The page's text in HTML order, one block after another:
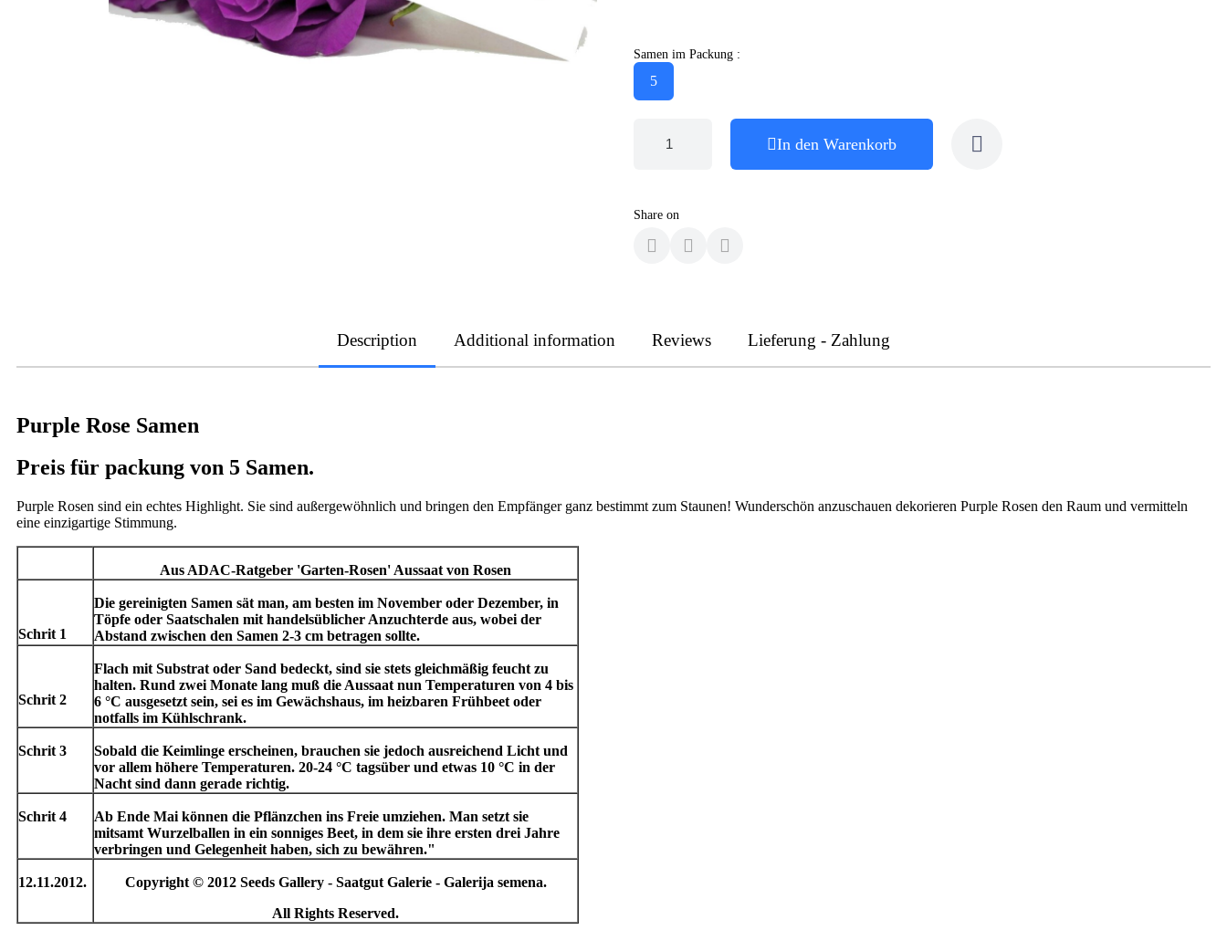
Samen im Packung :
5
In den Warenkorb
Share on
Description Additional information Reviews Lieferung - Zahlung
Purple Rose Samen
Preis für packung von 5 Samen.
Purple Rosen sind ein echtes Highlight. Sie sind außergewöhnlich und bringen den Empfänger ganz bestimmt zum Staunen! Wunderschön anzuschauen dekorieren Purple Rosen den Raum und vermitteln
eine einzigartige Stimmung.
Aus ADAC-Ratgeber 'Garten-Rosen' Aussaat von Rosen
Schrit 1
Die gereinigten Samen sät man, am besten im November oder Dezember, in
Töpfe oder Saatschalen mit handelsüblicher Anzuchterde aus, wobei der
Abstand zwischen den Samen 2-3 cm betragen sollte.
Schrit 2
Flach mit Substrat oder Sand bedeckt, sind sie stets gleichmäßig feucht zu
halten. Rund zwei Monate lang muß die Aussaat nun Temperaturen von 4 bis
6 °C ausgesetzt sein, sei es im Gewächshaus, im heizbaren Frühbeet oder
notfalls im Kühlschrank.
Schrit 3
Sobald die Keimlinge erscheinen, brauchen sie jedoch ausreichend Licht und
vor allem höhere Temperaturen. 20-24 °C tagsüber und etwas 10 °C in der
Nacht sind dann gerade richtig.
Schrit 4
Ab Ende Mai können die Pflänzchen ins Freie umziehen. Man setzt sie
mitsamt Wurzelballen in ein sonniges Beet, in dem sie ihre ersten drei Jahre
verbringen und Gelegenheit haben, sich zu bewähren."
12.11.2012.
Copyright © 2012 Seeds Gallery - Saatgut Galerie - Galerija semena.
All Rights Reserved.